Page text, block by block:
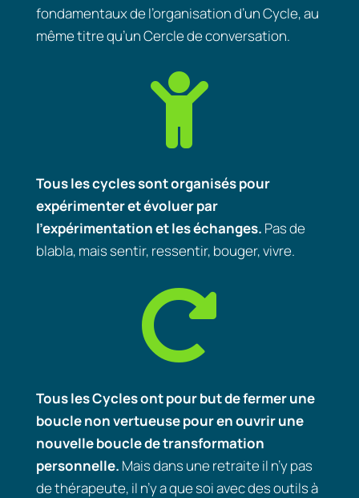
fondamentaux de l’organisation d’un Cycle, au
même titre qu’un Cercle de conversation.

Tous les cycles sont organisés pour
expérimenter et évoluer par
l’expérimentation et les échanges. Pas de
blabla, mais sentir, ressentir, bouger, vivre.

Tous les Cycles ont pour but de fermer une
boucle non vertueuse pour en ouvrir une
nouvelle boucle de transformation
personnelle. Mais dans une retraite il n’y pas
de thérapeute, il n’y a que soi avec des outils à